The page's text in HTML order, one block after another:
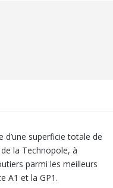
d’une superficie totale de
la Technopole, à
parmi les meilleurs
A1 et la GP1.